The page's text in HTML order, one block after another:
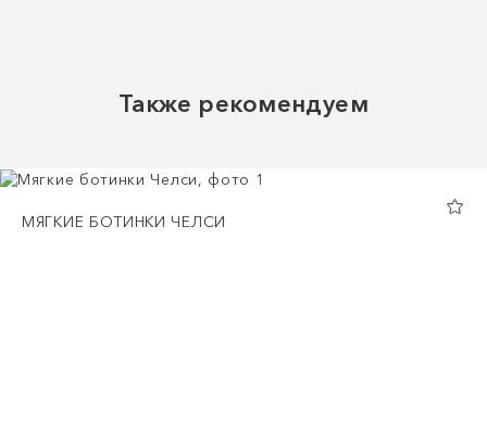
Также рекомендуем
МЯГКИЕ БОТИНКИ ЧЕЛСИ